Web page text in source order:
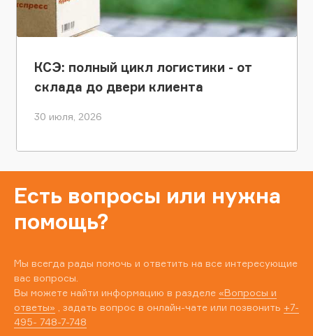
КСЭ: полный цикл логистики - от
склада до двери клиента
30 июля, 2026
Есть вопросы или нужна
помощь?
Мы всегда рады помочь и ответить на все интересующие
вас вопросы.
Вы можете найти информацию в разделе «Вопросы и
ответы» , задать вопрос в онлайн-чате или позвонить +7-
495- 748-7-748